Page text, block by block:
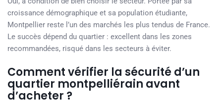
croissance démographique et sa population étudiante,
Montpellier reste l’un des marchés les plus tendus de France.
Le succès dépend du quartier : excellent dans les zones
recommandées, risqué dans les secteurs à éviter.
Comment vérifier la sécurité d’un
quartier montpelliérain avant
d’acheter ?